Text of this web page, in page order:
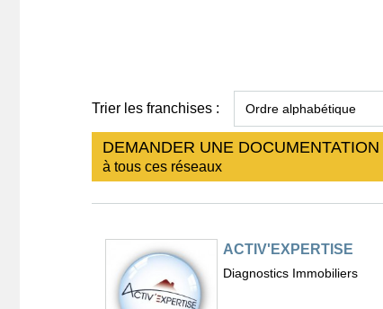
Trier les franchises :
DEMANDER UNE DOCUMENTATION
à tous ces réseaux
ACTIV'EXPERTISE
Diagnostics Immobiliers